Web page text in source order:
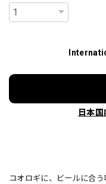
日本
コオロギに、ビールに合